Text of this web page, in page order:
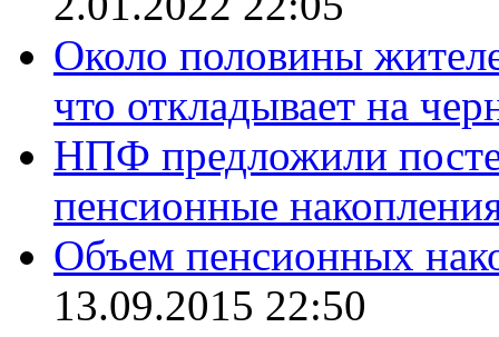
Около половины
что откладывает на
НПФ предложили
пенсионные
Объем пенсионных
13.09.2015 22:50